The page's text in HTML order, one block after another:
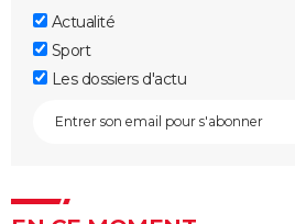
Actualité
Sport
Les dossiers d'actu